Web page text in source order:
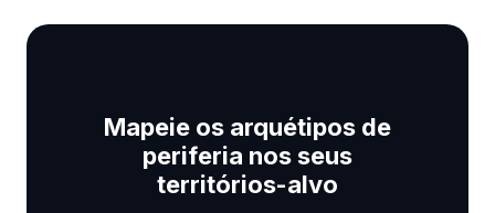
Mapeie os arquétipos de
periferia nos seus
territórios-alvo